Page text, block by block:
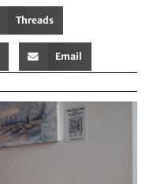
Threads
Email